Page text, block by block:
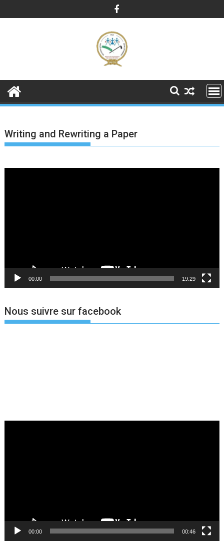
to
Writing and Rewriting a Paper
00:00 19:29
Nous suivre sur facebook
00:00 00:46